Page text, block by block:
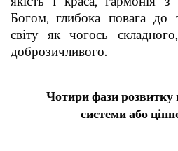
Богом, глибока повага до
світу як чогось
доброзичливого.
Чотири фази розвитку
системиабо